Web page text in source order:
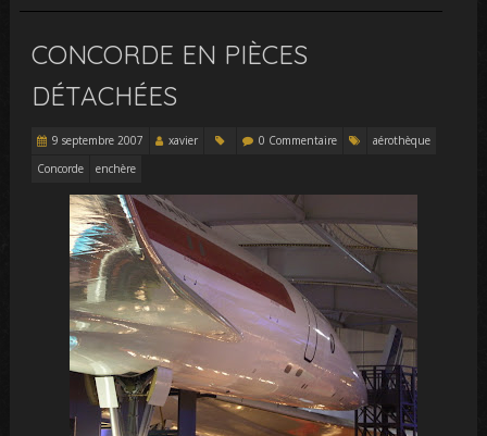
CONCORDE EN PIÈCES
DÉTACHÉES
9 septembre 2007 xavier 0 Commentaire
aérothèque
Concorde
enchère